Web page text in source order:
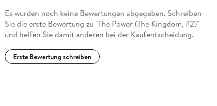
Es wurden noch keine Bewertungen abgegeben. Schreiben
Sie die erste Bewertung zu "The Power (The Kingdom, #2)"
und helfen Sie damit anderen bei der Kaufentscheidung.
Erste Bewertung schreiben